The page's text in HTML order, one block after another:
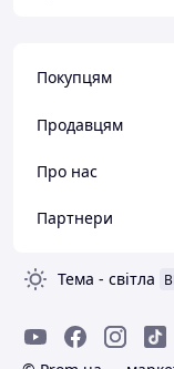
Покупцям
Продавцям
Про нас
Партнери
Тема - світла